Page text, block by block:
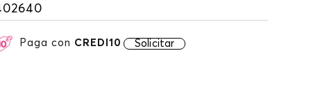
Paga con CREDI10 Solicitar